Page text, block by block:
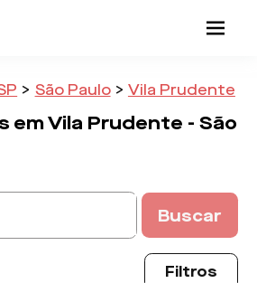
> São Paulo > Vila Prudente
emVila Prudente - São
Buscar
Filtros